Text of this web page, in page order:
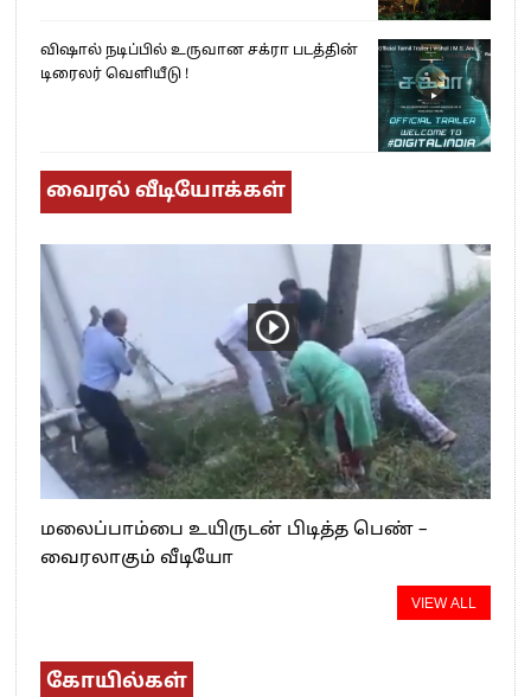
விஷால் நடிப்பில் உருவான சக்ரா படத்தின்
டிரைலர் வெளியீடு !
வைரல் வீடியோக்கள்
மலைப்பாம்பை உயிருடன் பிடித்த பெண் –
வைரலாகும் வீடியோ
VIEW ALL
கோயில்கள்